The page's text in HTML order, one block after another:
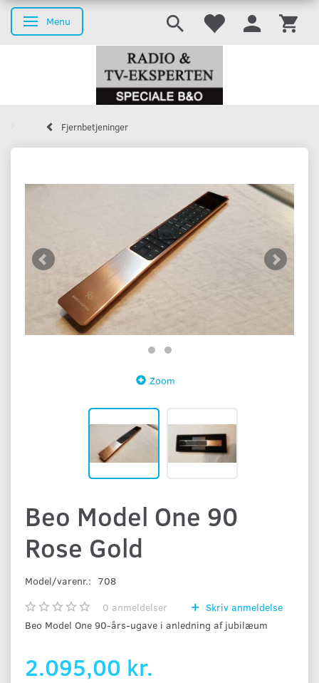
Skifte navigation
Menu
Fjernbetjeninger
Zoom
Beo Model One 90
Rose Gold
Model/varenr.: 708
0 anmeldelser
Skriv anmeldelse
Beo Model One 90-års-ugave i anledning af jubilæum
2.095,00 kr.